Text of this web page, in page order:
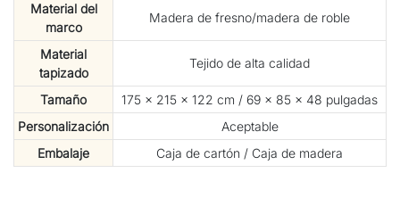
Material del
marco
Madera de fresno/madera de roble
Material
tapizado
Tejido de alta calidad
Tamaño
175 × 215 × 122 cm / 69 × 85 × 48 pulgadas
Personalización
Aceptable
Embalaje
Caja de cartón / Caja de madera